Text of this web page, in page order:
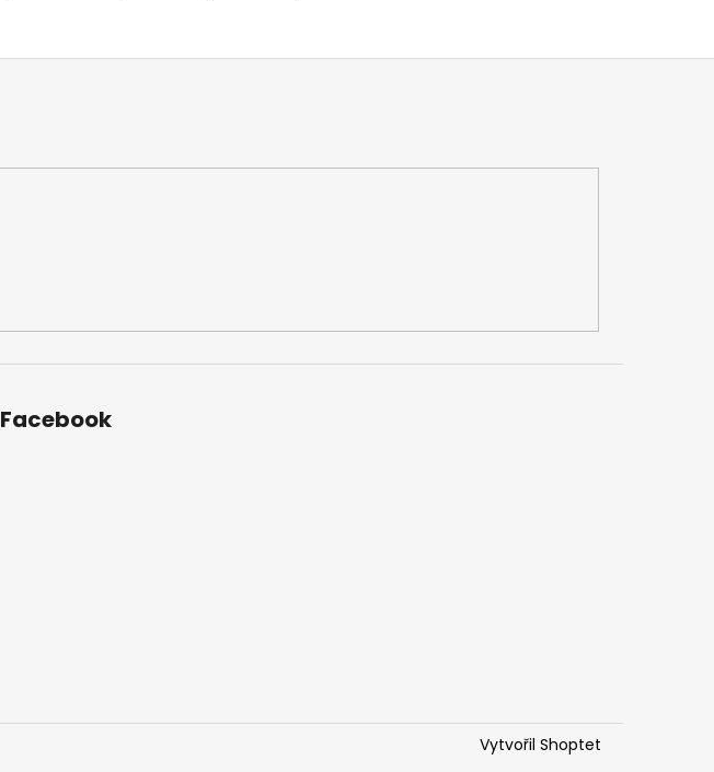
Facebook
Vytvořil Shoptet